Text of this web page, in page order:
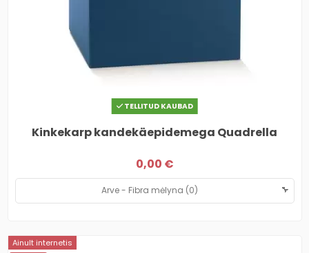
TELLITUD KAUBAD
Kinkekarp kandekäepidemega Quadrella
0,00 €
Ainult internetis